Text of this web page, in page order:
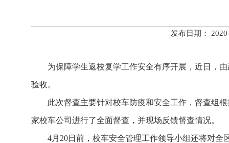
发布日期：
为保障学生返校复学工作安全有序开展，近日，
验收。
此次督查主要针对校车防疫和安全工作，督查组
家校车公司进行了全面督查，并现场反馈督查情况。
4月20日前，校车安全管理工作领导小组还将对